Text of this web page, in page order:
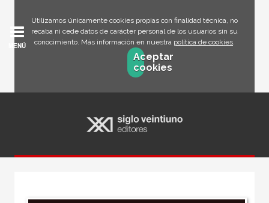
Utilizamos únicamente cookies propias con finalidad técnica, no
recaba ni cede datos de carácter personal de los usuarios sin su
conocimiento. Más información en nuestra política de cookies.
Aceptar
cookies
MENÚ